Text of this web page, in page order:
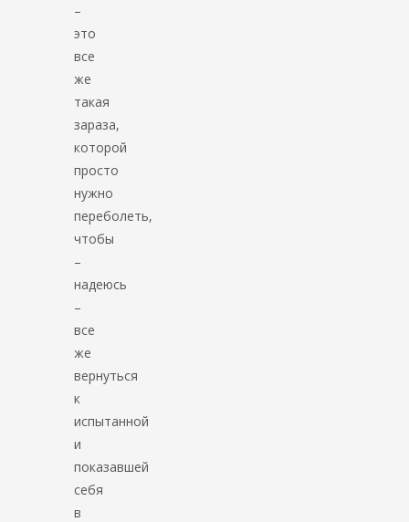
–
это
все
же
такая
зараза,
которой
просто
нужно
переболеть,
чтобы
–
надеюсь
–
все
же
вернуться
к
испытанной
и
показавшей
себя
в